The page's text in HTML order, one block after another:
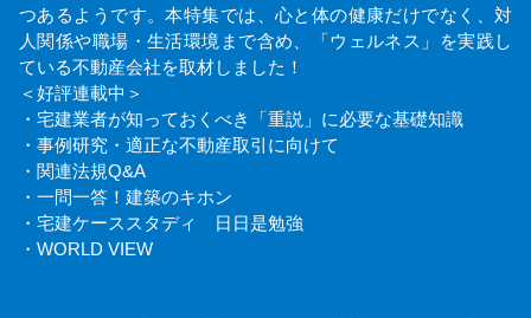
つあるようです。本特集では、心と体の健康だけでなく、対
人関係や職場・生活環境まで含め、「ウェルネス」を実践し
ている不動産会社を取材しました！
＜好評連載中＞
・宅建業者が知っておくべき「重説」に必要な基礎知識
・事例研究・適正な不動産取引に向けて
・関連法規Q&A
・一問一答！建築のキホン
・宅建ケーススタディ 日日是勉強
・WORLD VIEW